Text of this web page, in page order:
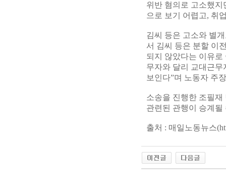
위반 혐의로 고소했
으로 보기 어렵고, 취
김씨 등은 고소와 별
서 김씨 등은 분할 이
되지 않았다는 이유
무자와 달리 교대근
보인다”며 노동자 주
소송을 진행한 조필
관련된 관행이 승계될
출처 : 매일노동뉴스(